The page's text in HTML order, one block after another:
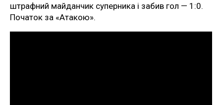
штрафний майданчик суперника і забив гол — 1:0.
Початок за «Атакою».